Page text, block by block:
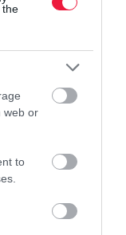
the
web or
to